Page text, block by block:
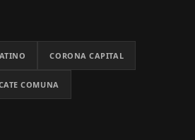
CORONA CAPITAL
COMUNA